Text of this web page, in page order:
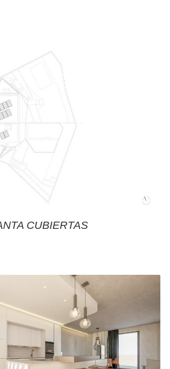
CUBIERTAS